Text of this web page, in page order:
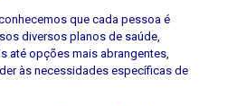
que cada pessoa é
diversos planos de saúde,
até opções mais abrangentes,
às necessidades específicas de